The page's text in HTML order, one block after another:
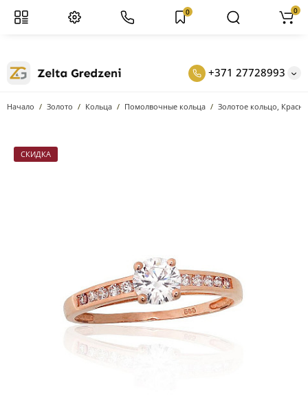
+371 27728993
0 0
Начало Золото Кольцa Помолвочные кольца Золотое кольцо,
СКИДКА